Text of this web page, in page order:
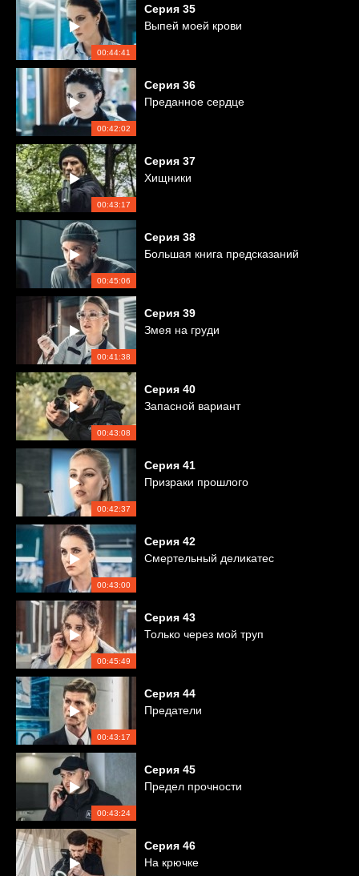
00:44:41
Серия 35
Выпей моей крови
00:42:02
Серия 36
Преданное сердце
00:43:17
Серия 37
Хищники
00:45:06
Серия 38
Большая книга предсказаний
00:41:38
Серия 39
Змея на груди
00:43:08
Серия 40
Запасной вариант
00:42:37
Серия 41
Призраки прошлого
00:43:00
Серия 42
Смертельный деликатес
00:45:49
Серия 43
Только через мой труп
00:43:17
Серия 44
Предатели
00:43:24
Серия 45
Предел прочности
Серия 46
На крючке